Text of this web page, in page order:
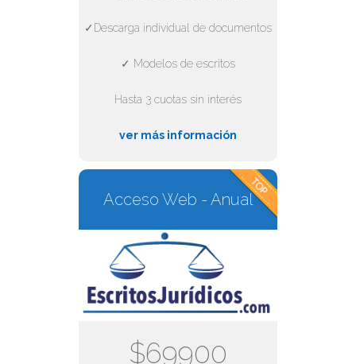
✓Descarga individual de documentos
✓ Modelos de escritos
Hasta 3 cuotas sin interés
ver más información
Acceso Web - Anual
$69900